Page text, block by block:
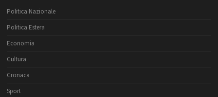
Politica Nazionale
Politica Estera
Economia
Cultura
Cronaca
Sport